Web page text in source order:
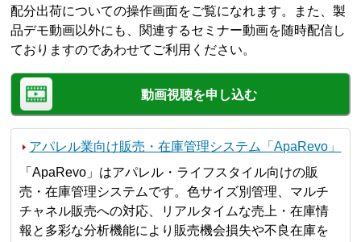
配分出荷についての操作画面をご覧になれます。また、製
品デモ動画以外にも、関連するセミナー動画を随時配信し
ておりますのであわせてご利用ください。
動画視聴を申し込む
アパレル業向け販売・在庫管理システム「ApaRevo」
「ApaRevo」はアパレル・ライフスタイル向けの販
売・在庫管理システムです。色サイズ別管理、マルチ
チャネル販売への対応、リアルタイムな売上・在庫情
報と多彩な分析機能により販売機会損失や不良在庫を